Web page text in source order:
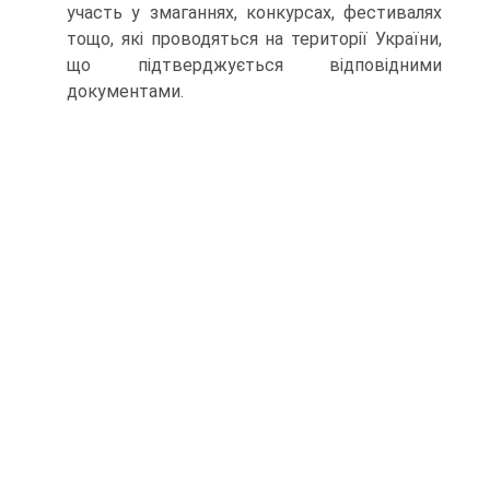
участь у змаганнях, конкурсах, фестивалях
тощо, які проводяться на території України,
що підтверджується відповідними
документами.